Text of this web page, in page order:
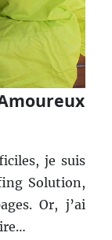
je suis
Solution,
Or, j’ai